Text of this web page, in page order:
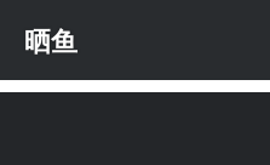
content
晒鱼